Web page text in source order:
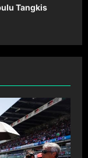
Tangkis